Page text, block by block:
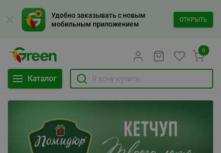
Удобно заказывать с новым
мобильным приложением
ОТКРЫТЬ
Каталог
0